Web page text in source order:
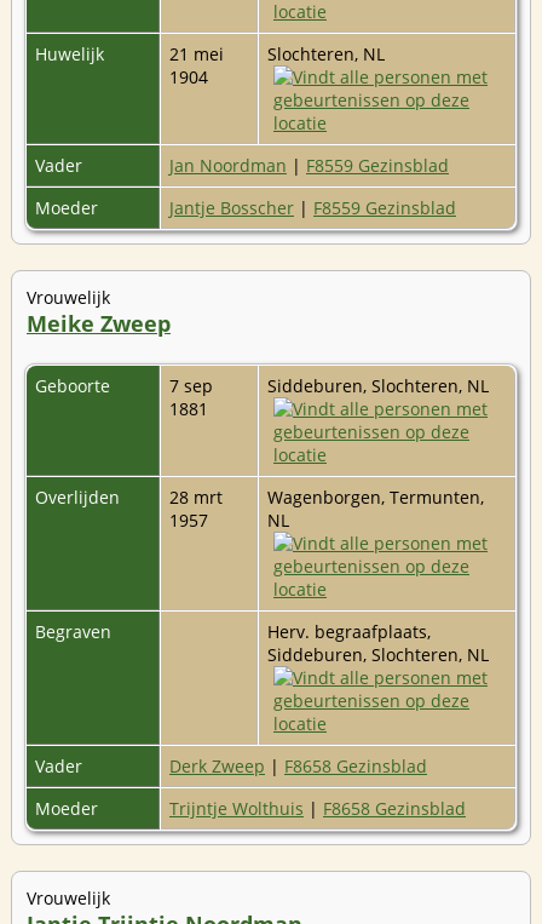
Huwelijk
21 mei
1904
Slochteren, NL
Vader Jan Noordman | F8559 Gezinsblad
Moeder
Jantje Bosscher | F8559 Gezinsblad
Vrouwelijk
Meike Zweep
Geboorte
7 sep
1881
Siddeburen, Slochteren, NL
Overlijden
28 mrt
1957
Wagenborgen, Termunten,
NL
Begraven
Herv. begraafplaats,
Siddeburen, Slochteren, NL
Vader Derk Zweep | F8658 Gezinsblad
Moeder
Trijntje Wolthuis | F8658 Gezinsblad
Vrouwelijk